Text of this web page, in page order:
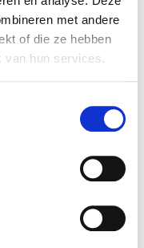
met andere
of die ze hebben
van hun services.
dans